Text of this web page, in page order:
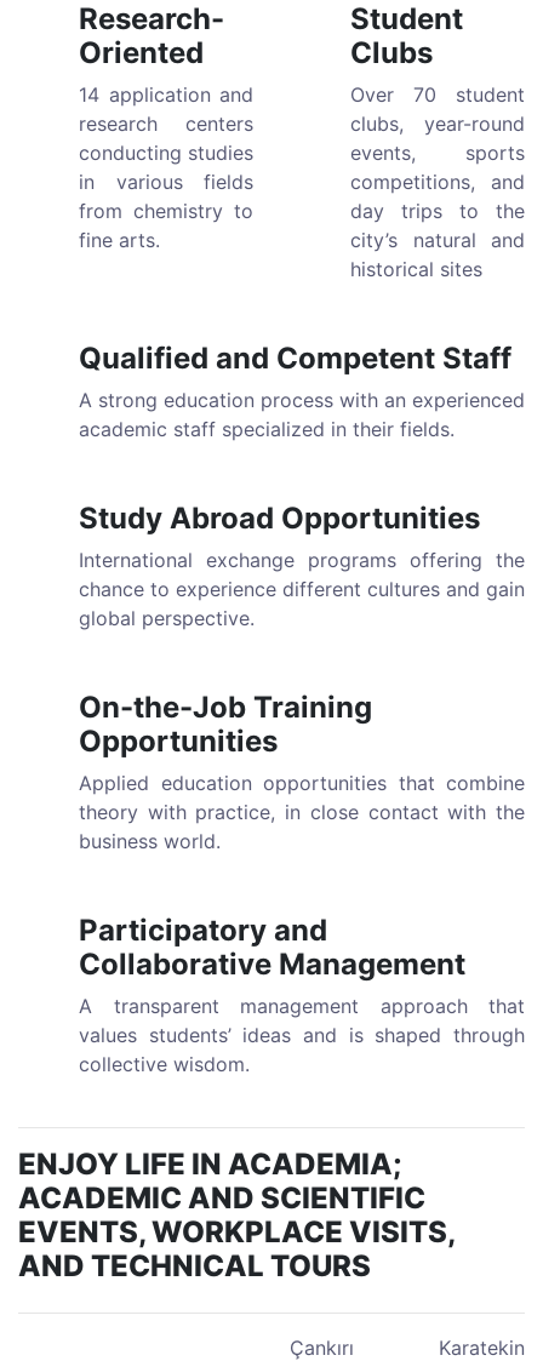
Research-
Oriented
14 application and
research centers
conducting studies
in various fields
from chemistry to
fine arts.
Student
Clubs
Over 70 student
clubs, year-round
events, sports
competitions, and
day trips to the
city’s natural and
historical sites
Qualified and Competent Staff
A strong education process with an experienced
academic staff specialized in their fields.
Study Abroad Opportunities
International exchange programs offering the
chance to experience different cultures and gain
global perspective.
On-the-Job Training
Opportunities
Applied education opportunities that combine
theory with practice, in close contact with the
business world.
Participatory and
Collaborative Management
A transparent management approach that
values students’ ideas and is shaped through
collective wisdom.
ENJOY LIFE IN ACADEMIA;
ACADEMIC AND SCIENTIFIC
EVENTS, WORKPLACE VISITS,
AND TECHNICAL TOURS
Çankırı Karatekin